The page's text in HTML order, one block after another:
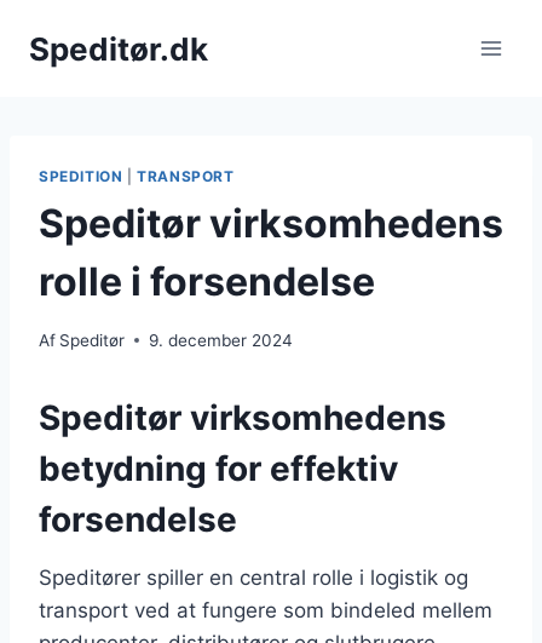
Speditør.dk
SPEDITION |TRANSPORT
Speditør virksomhedens
rolle i forsendelse
Af Speditør 9. december 2024
Speditør virksomhedens
betydning for effektiv
forsendelse
Speditører spiller en central rolle i logistik og
transport ved at fungere som bindeled mellem